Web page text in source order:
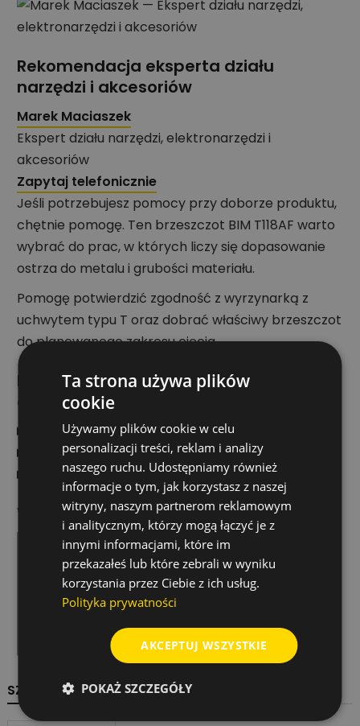
Rekomendacja eksperta działu
narzędzi i akcesoriów
Marek Maciaszek
Ekspert działu narzędzi, elektronarzędzi i
akcesoriów
Zapytaj telefonicznie
Jeśli potrzebujesz pomocy przy doborze produktu,
chętnie pomogę. Ten brzeszczot BIM T118AF warto
wybrać do prac, w których liczy się dopasowanie
ostrza do metalu i grubości materiału.
Pomogę potwierdzić zgodność z wyrzynarką z
uchwytem typu T oraz dobrać właściwy brzeszczot
do planowanego zakresu cięcia.
Najczęściej zadawane pytania
odnośnie produktu
Do czego służy brzeszczot Heller T118AF?
Czym wyróżnia się ostrze BIM?
Ile sztuk znajduje się w opakowaniu?
Wideo produktowe
SZCZEGÓŁY PRODUKTU
Ta strona używa plików
cookie
Używamy plików cookie w celu
personalizacji treści, reklam i analizy
naszego ruchu. Udostępniamy również
informacje o tym, jak korzystasz z naszej
witryny, naszym partnerom reklamowym
i analitycznym, którzy mogą łączyć je z
innymi informacjami, które im
przekazałeś lub które zebrali w wyniku
korzystania przez Ciebie z ich usług.
Polityka prywatności
AKCEPTUJ WSZYSTKIE
POKAŻ SZCZEGÓŁY